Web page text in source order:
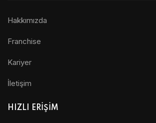
Hakkımızda
Franchise
Kariyer
İletişim
HIZLI ERİŞİM